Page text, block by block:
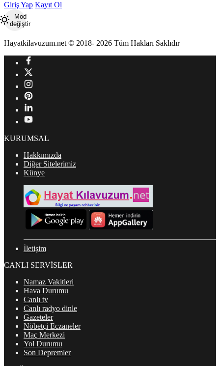
Giriş Yap Kayıt Ol
Mod
değiştir
Hayatkilavuzum.net © 2018- 2026 Tüm Hakları Saklıdır
KURUMSAL
Hakkımızda
Diğer Sitelerimiz
Künye
İletişim
CANLI SERVİSLER
Namaz Vakitleri
Hava Durumu
Canlı tv
Canlı radyo dinle
Gazeteler
Nöbetçi Eczaneler
Maç Merkezi
Yol Durumu
Son Depremler